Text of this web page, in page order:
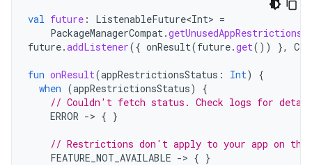
val future : ListenableFuture<Int> =
PackageManagerCompat.
future.addListener({ onResult(future.get()) },
fun onResult(appRestrictionsStatus : Int)
{
when (appRestrictionsStatus)
{
// Couldn't fetch status. Check logs for
ERROR -> { }
// Restrictions don't apply to your app on
FEATURE_NOT_AVAILABLE -> { }